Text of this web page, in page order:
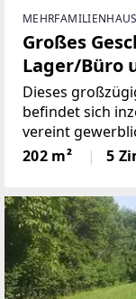
Großes
Lager/Büro
Lockenhaus
Dieses
befindet sich
vereint
einer
202 m² 5